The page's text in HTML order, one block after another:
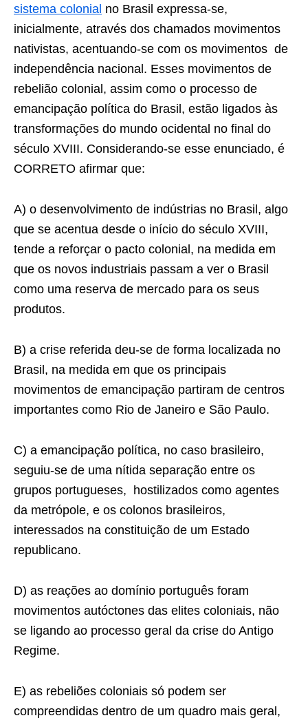
sistema colonial no Brasil expressa-se,
inicialmente, através dos chamados movimentos
nativistas, acentuando-se com os movimentos de
independência nacional. Esses movimentos de
rebelião colonial, assim como o processo de
emancipação política do Brasil, estão ligados às
transformações do mundo ocidental no final do
século XVIII. Considerando-se esse enunciado, é
CORRETO afirmar que:
A) o desenvolvimento de indústrias no Brasil, algo
que se acentua desde o início do século XVIII,
tende a reforçar o pacto colonial, na medida em
que os novos industriais passam a ver o Brasil
como uma reserva de mercado para os seus
produtos.
B) a crise referida deu-se de forma localizada no
Brasil, na medida em que os principais
movimentos de emancipação partiram de centros
importantes como Rio de Janeiro e São Paulo.
C) a emancipação política, no caso brasileiro,
seguiu-se de uma nítida separação entre os
grupos portugueses, hostilizados como agentes
da metrópole, e os colonos brasileiros,
interessados na constituição de um Estado
republicano.
D) as reações ao domínio português foram
movimentos autóctones das elites coloniais, não
se ligando ao processo geral da crise do Antigo
Regime.
E) as rebeliões coloniais só podem ser
compreendidas dentro de um quadro mais geral,